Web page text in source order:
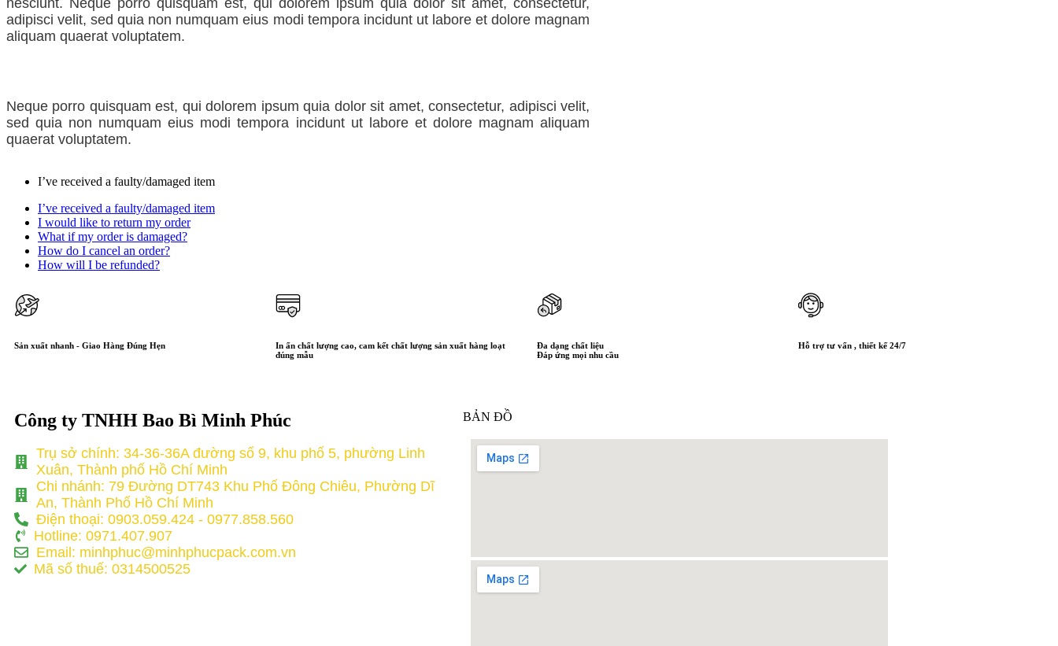
nesciunt. Neque porro quisquam est, qui dolorem ipsum quia dolor sit amet, consectetur,
adipisci velit, sed quia non numquam eius modi tempora incidunt ut labore et dolore magnam
aliquam quaerat voluptatem.
Neque porro quisquam est, qui dolorem ipsum quia dolor sit amet, consectetur, adipisci velit,
sed quia non numquam eius modi tempora incidunt ut labore et dolore magnam aliquam
quaerat voluptatem.
I’ve received a faulty/damaged item
I’ve received a faulty/damaged item
I would like to return my order
What if my order is damaged?
How do I cancel an order?
How will I be refunded?
Sản xuất nhanh - Giao Hàng Đúng Hẹn
In ấn chất lượng cao, cam kết chất lượng sản xuất hàng loạt
đúng mẫu
Đa dạng chất liệu
Đáp ứng mọi nhu cầu
Hỗ trợ tư vấn , thiết kế 24/7
Công ty TNHH Bao Bì Minh Phúc
Trụ sở chính: 34-36-36A đường số 9, khu phố 5, phường Linh
Xuân, Thành phố Hồ Chí Minh
Chi nhánh: 79 Đường DT743 Khu Phố Đông Chiêu, Phường Dĩ
An, Thành Phố Hồ Chí Minh
Điện thoại: 0903.059.424 - 0977.858.560
Hotline: 0971.407.907
Email: minhphuc@minhphucpack.com.vn
Mã số thuế: 0314500525
BẢN ĐỒ